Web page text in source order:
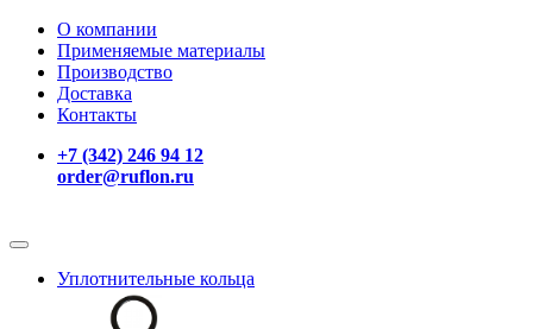
О компании
Применяемые материалы
Производство
Доставка
Контакты
+7 (342) 246 94 12
order@ruflon.ru
Уплотнительные кольца